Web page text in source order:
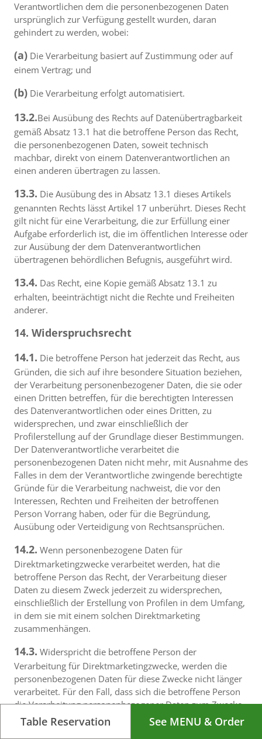
Verantwortlichen dem die personenbezogenen Daten
ursprünglich zur Verfügung gestellt wurden, daran
gehindert zu werden, wobei:
(a) Die Verarbeitung basiert auf Zustimmung oder auf
einem Vertrag; und
(b) Die Verarbeitung erfolgt automatisiert.
13.2.Bei Ausübung des Rechts auf Datenübertragbarkeit
gemäß Absatz 13.1 hat die betroffene Person das Recht,
die personenbezogenen Daten, soweit technisch
machbar, direkt von einem Datenverantwortlichen an
einen anderen übertragen zu lassen.
13.3. Die Ausübung des in Absatz 13.1 dieses Artikels
genannten Rechts lässt Artikel 17 unberührt. Dieses Recht
gilt nicht für eine Verarbeitung, die zur Erfüllung einer
Aufgabe erforderlich ist, die im öffentlichen Interesse oder
zur Ausübung der dem Datenverantwortlichen
übertragenen behördlichen Befugnis, ausgeführt wird.
13.4. Das Recht, eine Kopie gemäß Absatz 13.1 zu
erhalten, beeinträchtigt nicht die Rechte und Freiheiten
anderer.
14. Widerspruchsrecht
14.1. Die betroffene Person hat jederzeit das Recht, aus
Gründen, die sich auf ihre besondere Situation beziehen,
der Verarbeitung personenbezogener Daten, die sie oder
einen Dritten betreffen, für die berechtigten Interessen
des Datenverantwortlichen oder eines Dritten, zu
widersprechen, und zwar einschließlich der
Profilerstellung auf der Grundlage dieser Bestimmungen.
Der Datenverantwortliche verarbeitet die
personenbezogenen Daten nicht mehr, mit Ausnahme des
Falles in dem der Verantwortliche zwingende berechtigte
Gründe für die Verarbeitung nachweist, die vor den
Interessen, Rechten und Freiheiten der betroffenen
Person Vorrang haben, oder für die Begründung,
Ausübung oder Verteidigung von Rechtsansprüchen.
14.2. Wenn personenbezogene Daten für
Direktmarketingzwecke verarbeitet werden, hat die
betroffene Person das Recht, der Verarbeitung dieser
Daten zu diesem Zweck jederzeit zu widersprechen,
einschließlich der Erstellung von Profilen in dem Umfang,
in dem sie mit einem solchen Direktmarketing
zusammenhängen.
14.3. Widerspricht die betroffene Person der
Verarbeitung für Direktmarketingzwecke, werden die
personenbezogenen Daten für diese Zwecke nicht länger
verarbeitet. Für den Fall, dass sich die betroffene Person
die Verarbeitung personenbezogener Daten zum Zwecke
des Direktmarketings separat und ohne Verbindung zu
Table Reservation See MENU & Order